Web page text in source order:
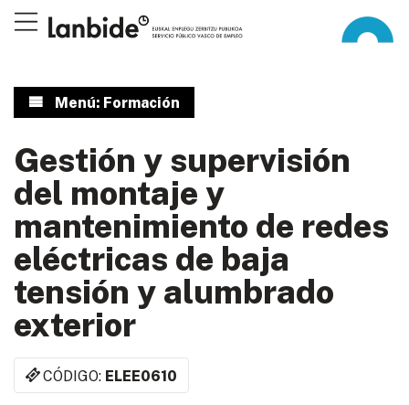
Menú: Formación
Gestión y supervisión
del montaje y
mantenimiento de redes
eléctricas de baja
tensión y alumbrado
exterior
CÓDIGO: ELEE0610